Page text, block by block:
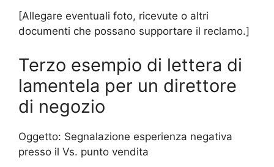
[Allegare eventuali foto, ricevute o altri
documenti che possano supportare il reclamo.]
Terzo esempio di lettera di
lamentela per un direttore
di negozio
Oggetto: Segnalazione esperienza negativa
presso il Vs. punto vendita